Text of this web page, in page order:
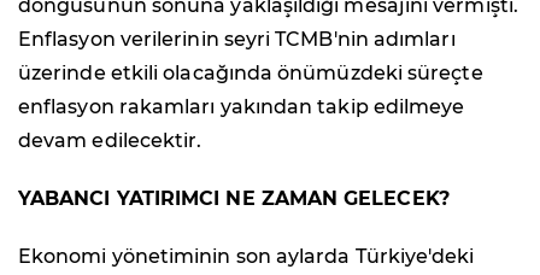
döngüsünün sonuna yaklaşıldığı mesajını vermişti.
Enflasyon verilerinin seyri TCMB'nin adımları
üzerinde etkili olacağında önümüzdeki süreçte
enflasyon rakamları yakından takip edilmeye
devam edilecektir.
YABANCI YATIRIMCI NE ZAMAN GELECEK?
Ekonomi yönetiminin son aylarda Türkiye'deki